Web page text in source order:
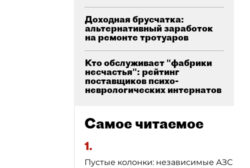
Доходная брусчатка:
альтернативный заработок
на ремонте тротуаров
Кто обслуживает "фабрики
несчастья": рейтинг
поставщиков психо-
неврологических интернатов
Самое читаемое
1.
Пустые колонки: независимые АЗС